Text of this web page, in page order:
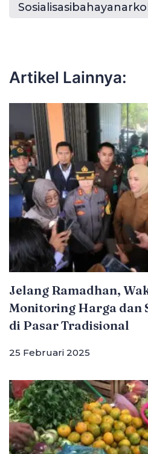
Artikel Lainnya:
Jelang Ramadhan,
Monitoring Harga dan
di Pasar Tradisional
25 Februari 2025